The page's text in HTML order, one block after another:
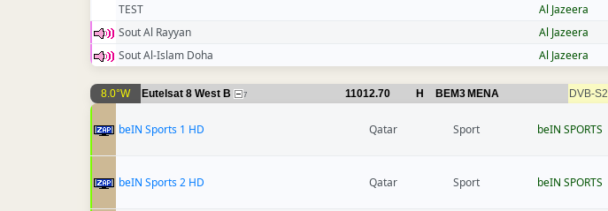
TEST
Al Jazeera
Sout Al Rayyan
Al Jazeera
Sout Al-Islam Doha
Al Jazeera
8.0°W Eutelsat 8 West B 7 11012.70 H BEM3MENA DVB-S2
beIN Sports 1 HD Qatar Sport beIN SPORTS
beIN Sports 2 HD Qatar Sport beIN SPORTS